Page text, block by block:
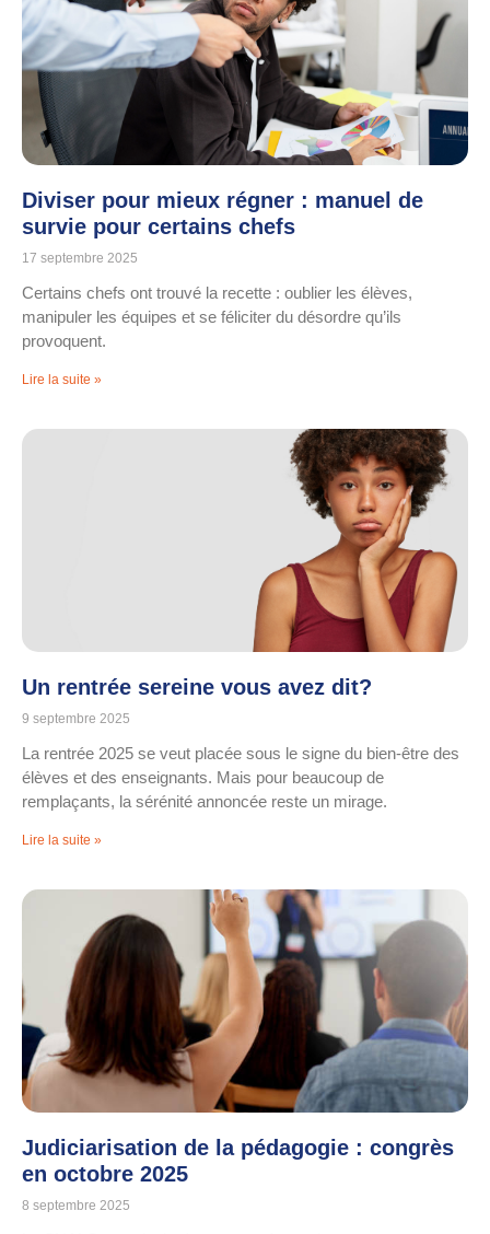
Diviser pour mieux régner : manuel de
survie pour certains chefs
17 septembre 2025
Certains chefs ont trouvé la recette : oublier les élèves,
manipuler les équipes et se féliciter du désordre qu’ils
provoquent.
Lire la suite »
Un rentrée sereine vous avez dit?
9 septembre 2025
La rentrée 2025 se veut placée sous le signe du bien-être des
élèves et des enseignants. Mais pour beaucoup de
remplaçants, la sérénité annoncée reste un mirage.
Lire la suite »
Judiciarisation de la pédagogie : congrès
en octobre 2025
8 septembre 2025